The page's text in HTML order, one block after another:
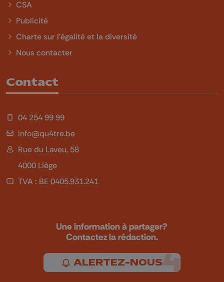
CSA
Publicité
Charte sur l'égalité et la diversité
Nous contacter
Contact
04 254 99 99
info@qu4tre.be
Rue du Laveu, 58
4000 Liège
TVA : BE 0405.931.241
Une information à partager?
Contactez la rédaction.
ALERTEZ-NOUS